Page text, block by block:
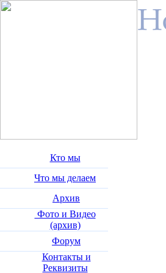
Кто мы
Что мы делаем
Архив
Фото и Видео
(архив)
Форум
Контакты и
Реквизиты